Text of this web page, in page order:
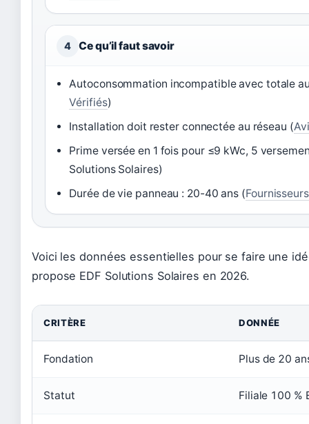
4 Ce qu’il faut savoir
Autoconsommation incompatible avec totale
Vérifiés)
Installation doit rester connectée au réseau (
Prime versée en 1 fois pour ≤9 kWc, 5
Solutions Solaires)
Durée de vie panneau : 20-40 ans (
Voici les données essentielles pour se faire une
propose EDF Solutions Solaires en 2026.
CRITÈRE DONNÉE
Fondation Plus de 20
Statut Filiale 100 %